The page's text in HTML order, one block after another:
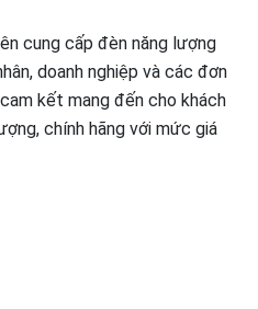
cung cấp đèn năng lượng
doanh nghiệp và các đơn
kết mang đến cho khách
chính hãng với mức giá